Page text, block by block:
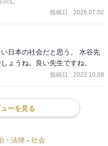
先生のような熱血な先生が今
きました。
徒がたくさんいるようです。
隊、不適切な交際へと関与し
とが挙げられています。
っ込んだマサフミくん、バイ
助交際によりHIVに感染した亜
投稿日 : 2026.07.02
日本の社会だと思う。 水谷先
ょうね。良い先生ですね。
投稿日 : 2022.10.09
ーを見る
・法律 - 社会